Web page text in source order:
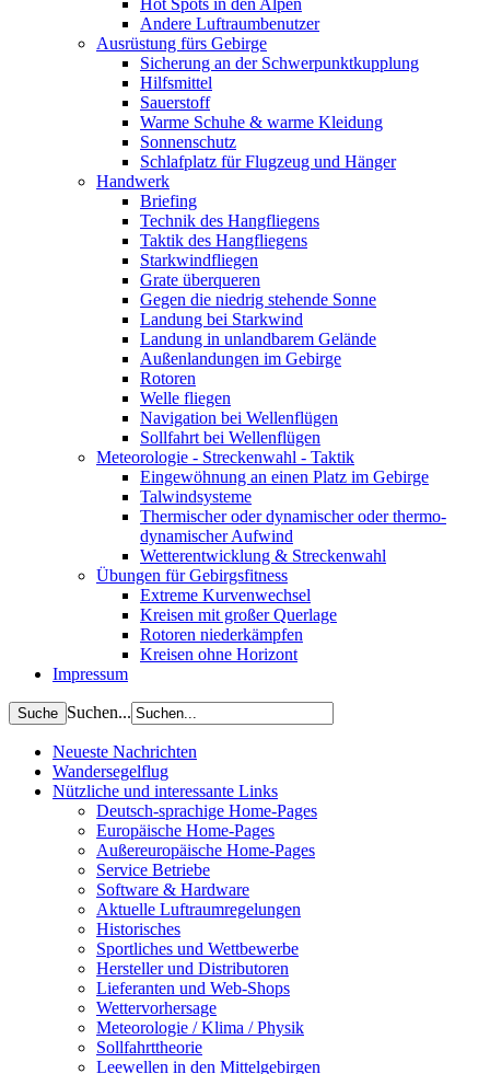
Hot Spots in den Alpen
Andere Luftraumbenutzer
Ausrüstung fürs Gebirge
Sicherung an der Schwerpunktkupplung
Hilfsmittel
Sauerstoff
Warme Schuhe & warme Kleidung
Sonnenschutz
Schlafplatz für Flugzeug und Hänger
Handwerk
Briefing
Technik des Hangfliegens
Taktik des Hangfliegens
Starkwindfliegen
Grate überqueren
Gegen die niedrig stehende Sonne
Landung bei Starkwind
Landung in unlandbarem Gelände
Außenlandungen im Gebirge
Rotoren
Welle fliegen
Navigation bei Wellenflügen
Sollfahrt bei Wellenflügen
Meteorologie - Streckenwahl - Taktik
Eingewöhnung an einen Platz im Gebirge
Talwindsysteme
Thermischer oder dynamischer oder thermo-
dynamischer Aufwind
Wetterentwicklung & Streckenwahl
Übungen für Gebirgsfitness
Extreme Kurvenwechsel
Kreisen mit großer Querlage
Rotoren niederkämpfen
Kreisen ohne Horizont
Impressum
Suchen...
Neueste Nachrichten
Wandersegelflug
Nützliche und interessante Links
Deutsch-sprachige Home-Pages
Europäische Home-Pages
Außereuropäische Home-Pages
Service Betriebe
Software & Hardware
Aktuelle Luftraumregelungen
Historisches
Sportliches und Wettbewerbe
Hersteller und Distributoren
Lieferanten und Web-Shops
Wettervorhersage
Meteorologie / Klima / Physik
Sollfahrttheorie
Leewellen in den Mittelgebirgen